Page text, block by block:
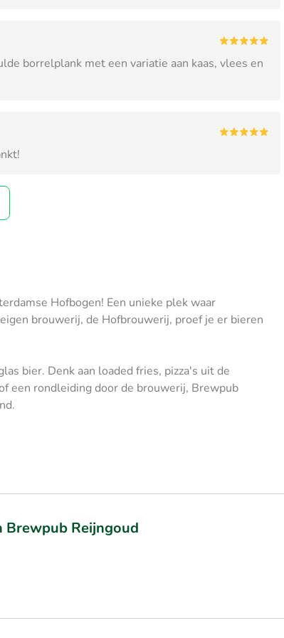
borrelplank met een variatie aan kaas, vlees en
Hofbogen! Een unieke plek waar
brouwerij, de Hofbrouwerij, proef je er bieren
bier. Denk aan loaded fries, pizza's uit de
een rondleiding door de brouwerij, Brewpub
Reijngoud